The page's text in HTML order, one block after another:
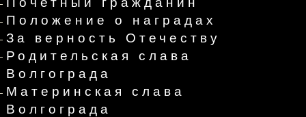
Положение о наградах
За верность Отечеству
Родительская слава
Волгограда
Материнская слава
Волгограда